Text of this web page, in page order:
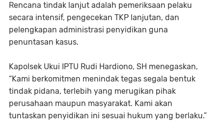
Rencana tindak lanjut adalah pemeriksaan pelaku
secara intensif, pengecekan TKP lanjutan, dan
pelengkapan administrasi penyidikan guna
penuntasan kasus.
Kapolsek Ukui IPTU Rudi Hardiono, SH menegaskan,
“Kami berkomitmen menindak tegas segala bentuk
tindak pidana, terlebih yang merugikan pihak
perusahaan maupun masyarakat. Kami akan
tuntaskan penyidikan ini sesuai hukum yang berlaku.”